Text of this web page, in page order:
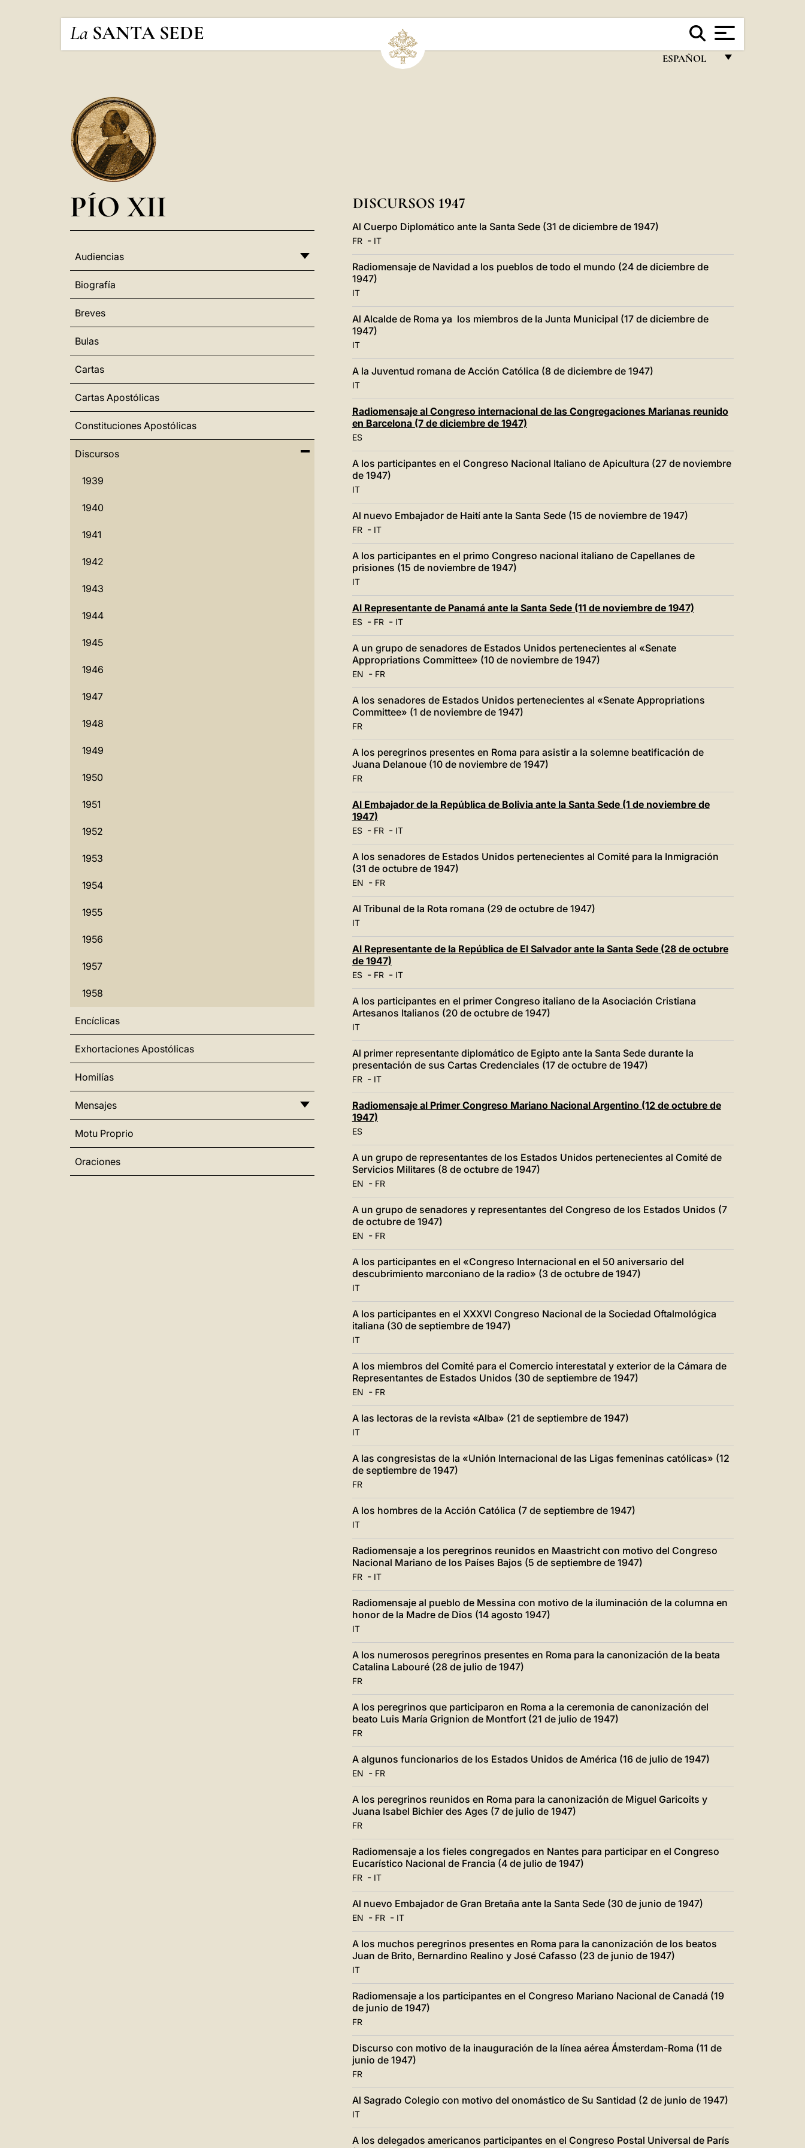
La SANTA SEDE
ESPAÑOL
中文
PÍO XII
Audiencias
Biografía
Breves
Bulas
Cartas
Cartas Apostólicas
Constituciones Apostólicas
Discursos
1939
1940
1941
1942
1943
1944
1945
1946
1947
1948
1949
1950
1951
1952
1953
1954
1955
1956
1957
1958
Encíclicas
Exhortaciones Apostólicas
Homilías
Mensajes
Motu Proprio
Oraciones
DISCURSOS 1947
Al Cuerpo Diplomático ante la Santa Sede (31 de diciembre de 1947)
FR- IT
Radiomensaje de Navidad a los pueblos de todo el mundo (24 de diciembre de
1947)
IT
Al Alcalde de Roma ya los miembros de la Junta Municipal (17 de diciembre de
1947)
IT
A la Juventud romana de Acción Católica (8 de diciembre de 1947)
IT
Radiomensaje al Congreso internacional de las Congregaciones Marianas reunido
en Barcelona (7 de diciembre de 1947)
ES
A los participantes en el Congreso Nacional Italiano de Apicultura (27 de noviembre
de 1947)
IT
Al nuevo Embajador de Haití ante la Santa Sede (15 de noviembre de 1947)
FR- IT
A los participantes en el primo Congreso nacional italiano de Capellanes de
prisiones (15 de noviembre de 1947)
IT
Al Representante de Panamá ante la Santa Sede (11 de noviembre de 1947)
ES- FR- IT
A un grupo de senadores de Estados Unidos pertenecientes al «Senate
Appropriations Committee» (10 de noviembre de 1947)
EN - FR
A los senadores de Estados Unidos pertenecientes al «Senate Appropriations
Committee» (1 de noviembre de 1947)
FR
A los peregrinos presentes en Roma para asistir a la solemne beatificación de
Juana Delanoue (10 de noviembre de 1947)
FR
Al Embajador de la República de Bolivia ante la Santa Sede (1 de noviembre de
1947)
ES- FR- IT
A los senadores de Estados Unidos pertenecientes al Comité para la Inmigración
(31 de octubre de 1947)
EN - FR
Al Tribunal de la Rota romana (29 de octubre de 1947)
IT
Al Representante de la República de El Salvador ante la Santa Sede (28 de octubre
de 1947)
ES- FR- IT
A los participantes en el primer Congreso italiano de la Asociación Cristiana
Artesanos Italianos (20 de octubre de 1947)
IT
Al primer representante diplomático de Egipto ante la Santa Sede durante la
presentación de sus Cartas Credenciales (17 de octubre de 1947)
FR- IT
Radiomensaje al Primer Congreso Mariano Nacional Argentino (12 de octubre de
1947)
ES
A un grupo de representantes de los Estados Unidos pertenecientes al Comité de
Servicios Militares (8 de octubre de 1947)
EN - FR
A un grupo de senadores y representantes del Congreso de los Estados Unidos (7
de octubre de 1947)
EN - FR
A los participantes en el «Congreso Internacional en el 50 aniversario del
descubrimiento marconiano de la radio» (3 de octubre de 1947)
IT
A los participantes en el XXXVI Congreso Nacional de la Sociedad Oftalmológica
italiana (30 de septiembre de 1947)
IT
A los miembros del Comité para el Comercio interestatal y exterior de la Cámara de
Representantes de Estados Unidos (30 de septiembre de 1947)
EN - FR
A las lectoras de la revista «Alba» (21 de septiembre de 1947)
IT
A las congresistas de la «Unión Internacional de las Ligas femeninas católicas» (12
de septiembre de 1947)
FR
A los hombres de la Acción Católica (7 de septiembre de 1947)
IT
Radiomensaje a los peregrinos reunidos en Maastricht con motivo del Congreso
Nacional Mariano de los Países Bajos (5 de septiembre de 1947)
FR- IT
Radiomensaje al pueblo de Messina con motivo de la iluminación de la columna en
honor de la Madre de Dios (14 agosto 1947)
IT
A los numerosos peregrinos presentes en Roma para la canonización de la beata
Catalina Labouré (28 de julio de 1947)
FR
A los peregrinos que participaron en Roma a la ceremonia de canonización del
beato Luis María Grignion de Montfort (21 de julio de 1947)
FR
A algunos funcionarios de los Estados Unidos de América (16 de julio de 1947)
EN - FR
A los peregrinos reunidos en Roma para la canonización de Miguel Garicoits y
Juana Isabel Bichier des Ages (7 de julio de 1947)
FR
Radiomensaje a los fieles congregados en Nantes para participar en el Congreso
Eucarístico Nacional de Francia (4 de julio de 1947)
FR- IT
Al nuevo Embajador de Gran Bretaña ante la Santa Sede (30 de junio de 1947)
EN - FR- IT
A los muchos peregrinos presentes en Roma para la canonización de los beatos
Juan de Brito, Bernardino Realino y José Cafasso (23 de junio de 1947)
IT
Radiomensaje a los participantes en el Congreso Mariano Nacional de Canadá (19
de junio de 1947)
FR
Discurso con motivo de la inauguración de la línea aérea Ámsterdam-Roma (11 de
junio de 1947)
FR
Al Sagrado Colegio con motivo del onomástico de Su Santidad (2 de junio de 1947)
IT
A los delegados americanos participantes en el Congreso Postal Universal de París